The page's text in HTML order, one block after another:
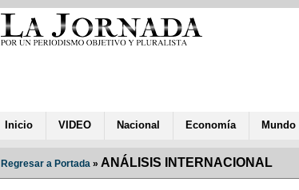
Inicio VIDEO Nacional Economía Mundo
Regresar a Portada » ANÁLISIS INTERNACIONAL